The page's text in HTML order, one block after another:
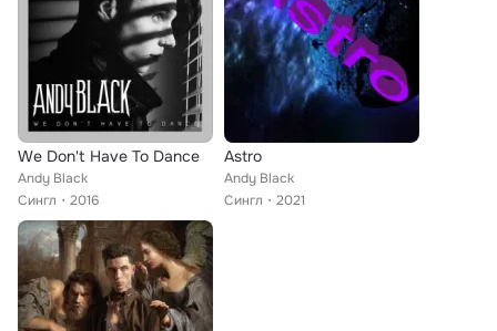
We Don't Have To Dance
Andy Black
Сингл
2016
Astro
Andy Black
Сингл
2021